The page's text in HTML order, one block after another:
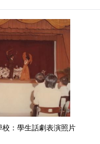
校：學生話劇表演照片